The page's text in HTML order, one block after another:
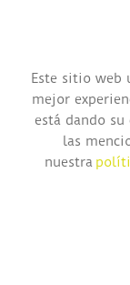
Este sitio web
mejor
está dando
las
nuestra